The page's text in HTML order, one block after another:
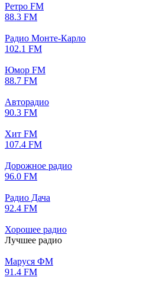
Ретро FM
88.3 FM
Радио Монте-Карло
102.1 FM
Юмор FM
88.7 FM
Авторадио
90.3 FM
Хит FM
107.4 FM
Дорожное радио
96.0 FM
Радио Дача
92.4 FM
Хорошее радио
Лучшее радио
Маруся ФМ
91.4 FM